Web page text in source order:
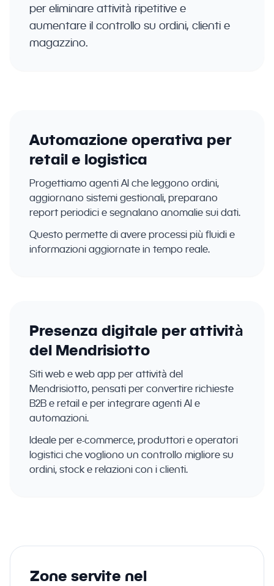
per eliminare attività ripetitive e
aumentare il controllo su ordini, clienti e
magazzino.
Automazione operativa per
retail e logistica
Progettiamo agenti AI che leggono ordini,
aggiornano sistemi gestionali, preparano
report periodici e segnalano anomalie sui dati.
Questo permette di avere processi più fluidi e
informazioni aggiornate in tempo reale.
Presenza digitale per attività
del Mendrisiotto
Siti web e web app per attività del
Mendrisiotto, pensati per convertire richieste
B2B e retail e per integrare agenti AI e
automazioni.
Ideale per e-commerce, produttori e operatori
logistici che vogliono un controllo migliore su
ordini, stock e relazioni con i clienti.
Zone servite nel